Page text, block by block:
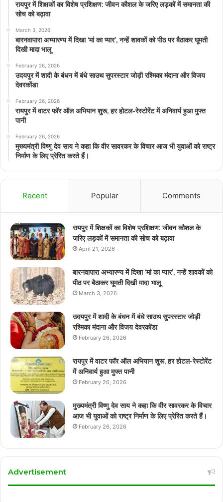
रायपुर में शिक्षकों का विशेष प्रशिक्षण: जीवन कौशल के जरिए लड़कों में समानता की
सोच को बढ़ावा
March 3, 2026
बारनवापारा अभ्यारण्य में दिखा ‘मां का प्यार’, नन्हें शावकों को पीठ पर बैठाकर घूमती
दिखी मादा भालू
February 26, 2026
उदयपुर में शादी के बंधन में बंधे साउथ सुपरस्टार जोड़ी रश्मिका मंदाना और विजय
देवरकोंडा
February 26, 2026
रायपुर में वाटर फॉर ऑल अभियान शुरू, हर होटल-रेस्टोरेंट में अनिवार्य हुआ मुफ्त
पानी
February 26, 2026
मुख्यमंत्री विष्णु देव साय ने कहा कि वीर सावरकर के विचार आज भी युवाओं को राष्ट्र
निर्माण के लिए प्रेरित करते हैं।
Recent Popular Comments
रायपुर में शिक्षकों का विशेष प्रशिक्षण: जीवन कौशल के
जरिए लड़कों में समानता की सोच को बढ़ावा
April 21, 2026
बारनवापारा अभ्यारण्य में दिखा ‘मां का प्यार’, नन्हें शावकों को
पीठ पर बैठाकर घूमती दिखी मादा भालू
March 3, 2026
उदयपुर में शादी के बंधन में बंधे साउथ सुपरस्टार जोड़ी
रश्मिका मंदाना और विजय देवरकोंडा
February 26, 2026
रायपुर में वाटर फॉर ऑल अभियान शुरू, हर होटल-रेस्टोरेंट
में अनिवार्य हुआ मुफ्त पानी
February 26, 2026
मुख्यमंत्री विष्णु देव साय ने कहा कि वीर सावरकर के विचार
आज भी युवाओं को राष्ट्र निर्माण के लिए प्रेरित करते हैं।
February 26, 2026
Advertisement